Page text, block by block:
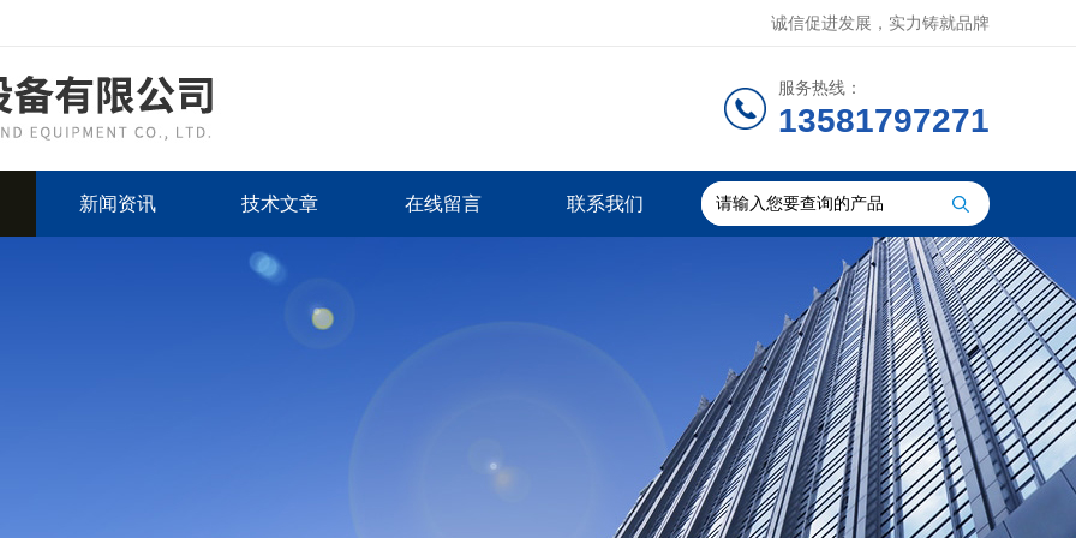
诚信促进发展，实力铸就品牌
服务热线：
13581797271
新闻资讯 技术文章 在线留言 联系我们